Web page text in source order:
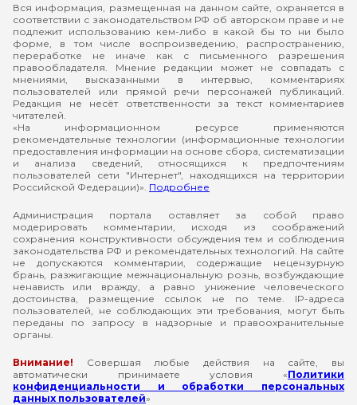
Вся информация, размещенная на данном сайте, охраняется в
соответствии с законодательством РФ об авторском праве и не
подлежит использованию кем-либо в какой бы то ни было
форме, в том числе воспроизведению, распространению,
переработке не иначе как с письменного разрешения
правообладателя. Мнение редакции может не совпадать с
мнениями, высказанными в интервью, комментариях
пользователей или прямой речи персонажей публикаций.
Редакция не несёт ответственности за текст комментариев
читателей.
«На информационном ресурсе применяются
рекомендательные технологии (информационные технологии
предоставления информации на основе сбора, систематизации
и анализа сведений, относящихся к предпочтениям
пользователей сети "Интернет", находящихся на территории
Российской Федерации)». Подробнее
Администрация портала оставляет за собой право
модерировать комментарии, исходя из соображений
сохранения конструктивности обсуждения тем и соблюдения
законодательства РФ и рекомендательных технологий. На сайте
не допускаются комментарии, содержащие нецензурную
брань, разжигающие межнациональную рознь, возбуждающие
ненависть или вражду, а равно унижение человеческого
достоинства, размещение ссылок не по теме. IP-адреса
пользователей, не соблюдающих эти требования, могут быть
переданы по запросу в надзорные и правоохранительные
органы.
Внимание! Совершая любые действия на сайте, вы
автоматически принимаете условия «Политики
конфиденциальности и обработки персональных
данных пользователей»